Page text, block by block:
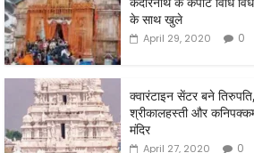
e
b
o
o
k
er e
के साथ खुले
April 29, 2020 0
क्वारंटाइन सेंटर बने तिरुपति,
श्रीकालहस्ती और
मंदिर
April 27, 2020 0